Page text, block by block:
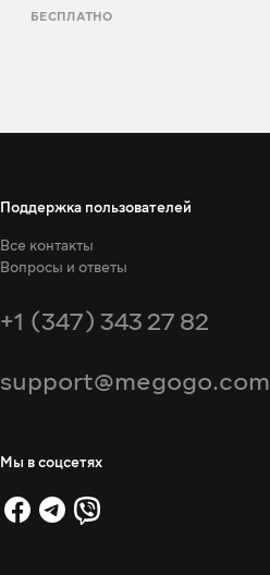
БЕСПЛАТНО
Поддержка пользователей
Все контакты
Вопросы и ответы
+1 (347) 343 27 82
support@megogo.com
Мы в соцсетях